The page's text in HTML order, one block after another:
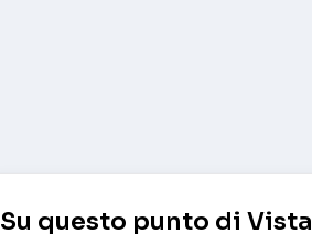
Su questo punto di Vista